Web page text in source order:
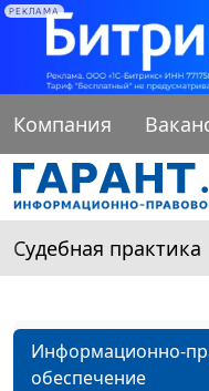
РЕКЛАМА
Компания
Судебная практика
Информационно-
обеспечение